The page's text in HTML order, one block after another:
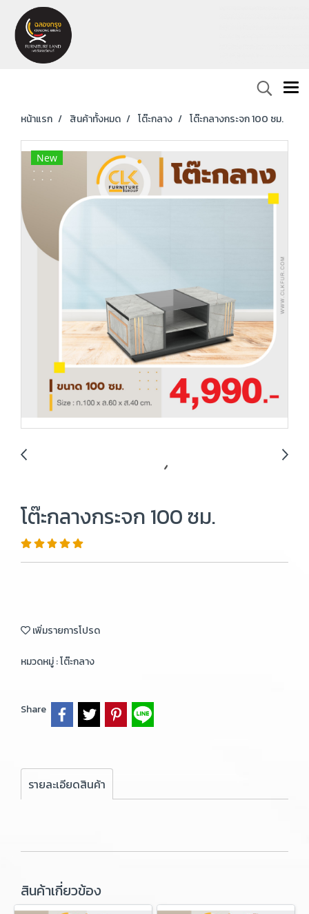
หน้าแรก สินค้าทั้งหมด โต๊ะกลาง โต๊ะกลางกระจก 100 ซม.
New
โต๊ะกลางกระจก 100 ซม.
เพิ่มรายการโปรด
หมวดหมู่ :โต๊ะกลาง
Share
รายละเอียดสินค้า
สินค้าเกี่ยวข้อง